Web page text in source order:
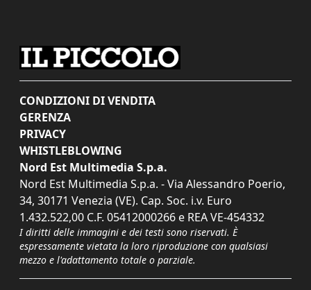
CONDIZIONI DI VENDITA
GERENZA
PRIVACY
WHISTLEBLOWING
Nord Est Multimedia S.p.a.
Nord Est Multimedia S.p.a. - Via Alessandro Poerio,
34, 30171 Venezia (VE). Cap. Soc. i.v. Euro
1.432.522,00 C.F. 05412000266 e REA VE-454332
I diritti delle immagini e dei testi sono riservati. È
espressamente vietata la loro riproduzione con qualsiasi
mezzo e l'adattamento totale o parziale.